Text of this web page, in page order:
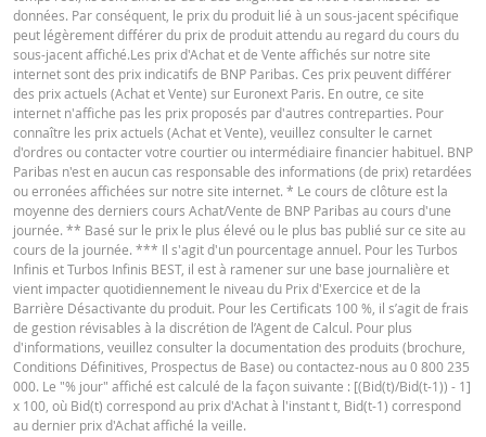
BNP Paribas n’agit pas en tant que conseiller juridique ou fiscal, comptable
conseiller en investissement et n’a aucune obligation de fiduciaire à votre
en ce qui concerne le calculateur et / ou en relation avec des transactions
des produits émis par BNP Paribas ou d’autres transactions connexes. Vous
pouvez pas compter sur BNP Paribas pour des conseils en investissement
des recommandations de quelque nature que ce soit. Bien que les prix
soient basés sur des informations jugées fiables, leur exactitude ou leur
exhaustivité n'est pas garantie. BNP Paribas n'offre aucune garantie en ce
concerne les informations fournies par la calculatrice et décline toute
responsabilité pour tout dommage direct, indirect, spécial, accessoire,
immatériel ou consécutif (y compris le manque à gagner) résultant de
manière que ce soit de l'utilisation de la calculatrice par vous. ou vos
ou les informations contenues dans ce document. Les données de taux de
change saisies proviennent de BNP Paribas et s’appliquent strictement à la
indiquée. Les taux indiqués par la calculatrice sont indicatifs et destinés à
fins d’information uniquement. L'information sur les prix ne constitue pas
invitation ou une offre d'achat ou de vente de titres ou d'autres instruments
financiers. Les informations sont exclusivement destinées à être utilisées
destinataires prévus. Il est interdit de reproduire, distribuer ou copier ces
informations, en tout ou en partie, à quelque fin que ce soit sans
KEY INFORMATION DOCUMENTS
Key Information Document (FR)
QUOTES
Latest Product Quotes
données. Par conséquent, le prix du produit lié à un sous-jacent spécifique
peut légèrement différer du prix de produit attendu au regard du cours du
sous-jacent affiché.Les prix d'Achat et de Vente affichés sur notre site
internet sont des prix indicatifs de BNP Paribas. Ces prix peuvent différer
des prix actuels (Achat et Vente) sur Euronext Paris. En outre, ce site
internet n'affiche pas les prix proposés par d'autres contreparties. Pour
connaître les prix actuels (Achat et Vente), veuillez consulter le carnet
d'ordres ou contacter votre courtier ou intermédiaire financier habituel. BNP
Paribas n'est en aucun cas responsable des informations (de prix) retardées
ou erronées affichées sur notre site internet. * Le cours de clôture est la
moyenne des derniers cours Achat/Vente de BNP Paribas au cours d'une
journée. ** Basé sur le prix le plus élevé ou le plus bas publié sur ce site au
cours de la journée. *** Il s'agit d'un pourcentage annuel. Pour les Turbos
Infinis et Turbos Infinis BEST, il est à ramener sur une base journalière et
vient impacter quotidiennement le niveau du Prix d'Exercice et de la
Barrière Désactivante du produit. Pour les Certificats 100 %, il s’agit de frais
de gestion révisables à la discrétion de l’Agent de Calcul. Pour plus
d'informations, veuillez consulter la documentation des produits (brochure,
Conditions Définitives, Prospectus de Base) ou contactez-nous au 0 800 235
000. Le "% jour" affiché est calculé de la façon suivante : [(Bid(t)/Bid(t-1)) - 1]
x 100, où Bid(t) correspond au prix d'Achat à l'instant t, Bid(t-1) correspond
au dernier prix d'Achat affiché la veille.